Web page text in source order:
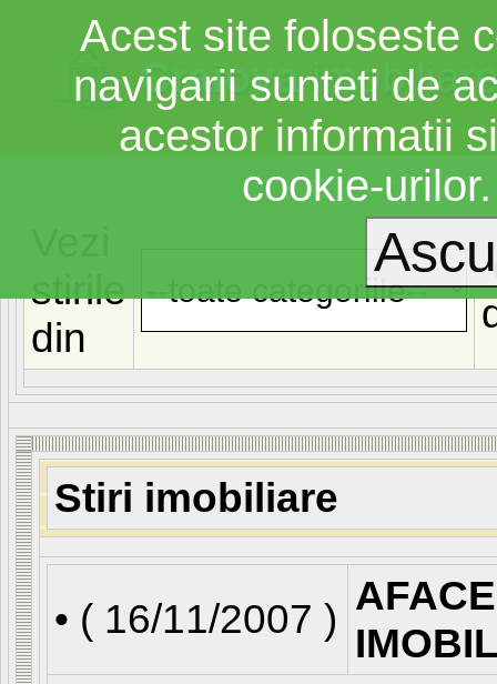
Craiova
stirile
din
Stiri imobiliare
• ( 16/11/2007 )
Acest site foloseste
navigarii sunteti de
acestor informatii
cookie-